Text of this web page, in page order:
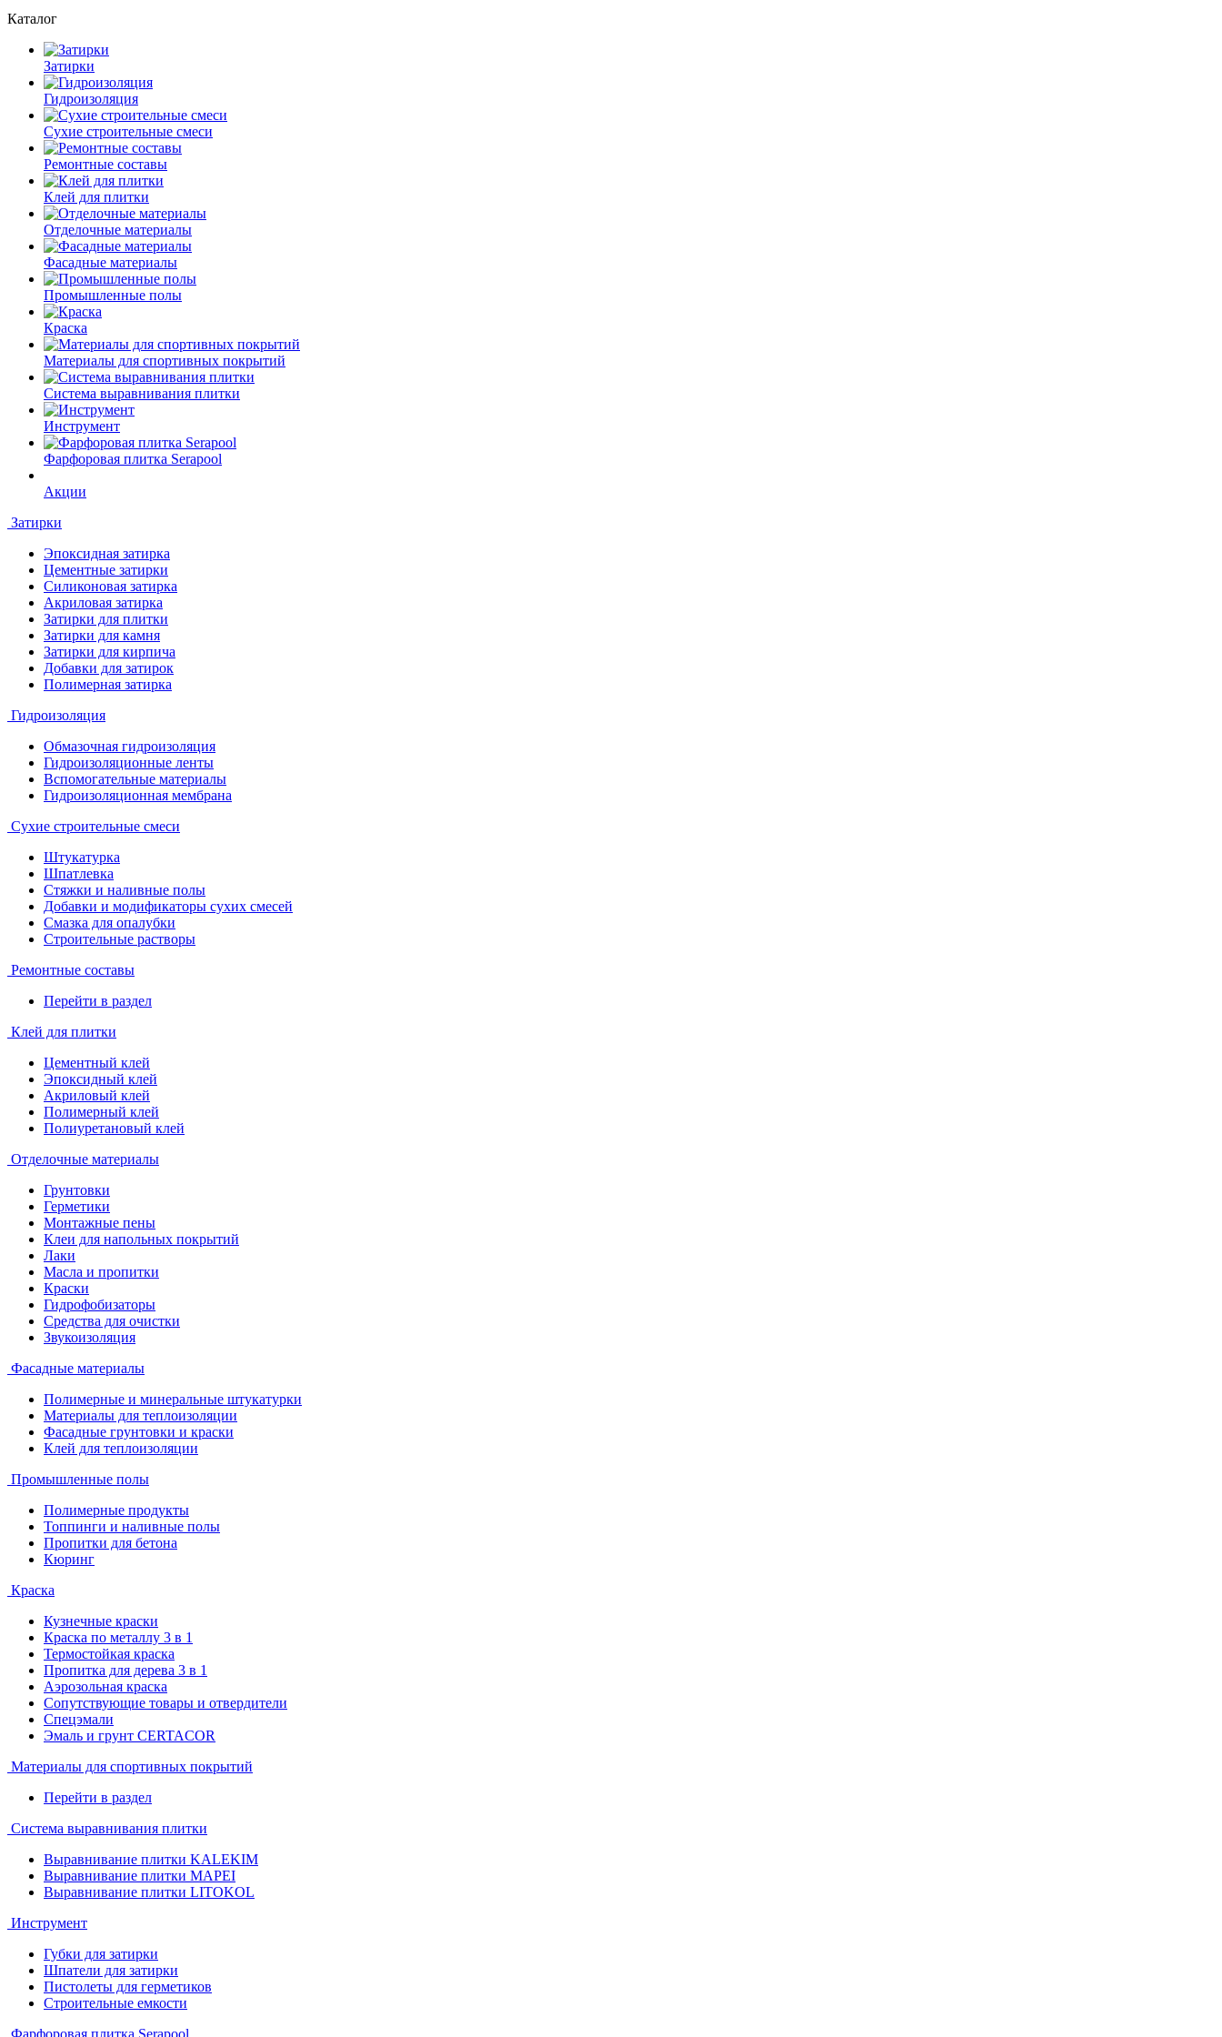
Каталог
Затирки
Гидроизоляция
Сухие строительные смеси
Ремонтные составы
Клей для плитки
Отделочные материалы
Фасадные материалы
Промышленные полы
Краска
Материалы для спортивных покрытий
Система выравнивания плитки
Инструмент
Фарфоровая плитка Serapool
Акции
Затирки
Эпоксидная затирка
Цементные затирки
Силиконовая затирка
Акриловая затирка
Затирки для плитки
Затирки для камня
Затирки для кирпича
Добавки для затирок
Полимерная затирка
Гидроизоляция
Обмазочная гидроизоляция
Гидроизоляционные ленты
Вспомогательные материалы
Гидроизоляционная мембрана
Сухие строительные смеси
Штукатурка
Шпатлевка
Стяжки и наливные полы
Добавки и модификаторы сухих смесей
Смазка для опалубки
Строительные растворы
Ремонтные составы
Перейти в раздел
Клей для плитки
Цементный клей
Эпоксидный клей
Акриловый клей
Полимерный клей
Полиуретановый клей
Отделочные материалы
Грунтовки
Герметики
Монтажные пены
Клеи для напольных покрытий
Лаки
Масла и пропитки
Краски
Гидрофобизаторы
Средства для очистки
Звукоизоляция
Фасадные материалы
Полимерные и минеральные штукатурки
Материалы для теплоизоляции
Фасадные грунтовки и краски
Клей для теплоизоляции
Промышленные полы
Полимерные продукты
Топпинги и наливные полы
Пропитки для бетона
Кюринг
Краска
Кузнечные краски
Краска по металлу 3 в 1
Термостойкая краска
Пропитка для дерева 3 в 1
Аэрозольная краска
Сопутствующие товары и отвердители
Спецэмали
Эмаль и грунт CERTACOR
Материалы для спортивных покрытий
Перейти в раздел
Система выравнивания плитки
Выравнивание плитки KALEKIM
Выравнивание плитки MAPEI
Выравнивание плитки LITOKOL
Инструмент
Губки для затирки
Шпатели для затирки
Пистолеты для герметиков
Строительные емкости
Фарфоровая плитка Serapool